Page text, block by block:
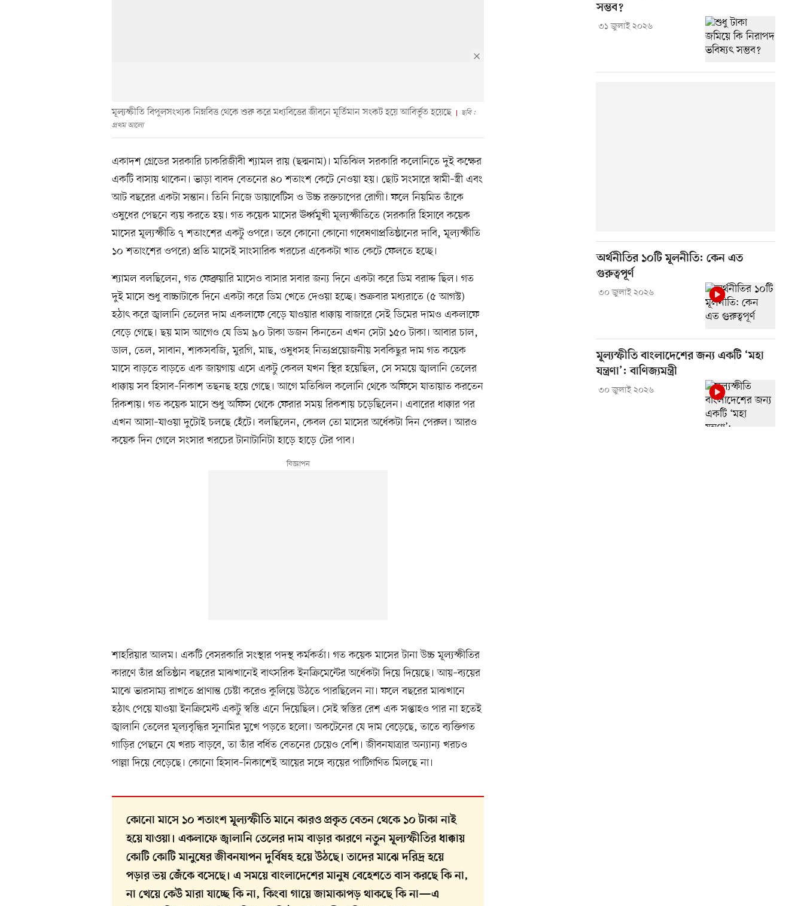
মূল্যস্ফীতি বিপুলসংখ্যক নিম্নবিত্ত থেকে শুরু করে মধ্যবিত্তের জীবনে মূর্তিমান সংকট হয়ে আবির্ভূত হয়েছে
ছবি :
প্রথম আলো
একাদশ গ্রেডের সরকারি চাকরিজীবী শ্যামল রায় (ছদ্মনাম)। মতিঝিল সরকারি কলোনিতে দুই কক্ষের
একটি বাসায় থাকেন। ভাড়া বাবদ বেতনের ৪০ শতাংশ কেটে নেওয়া হয়। ছোট সংসারে স্বামী–স্ত্রী এবং
আট বছরের একটা সন্তান। তিনি নিজে ডায়াবেটিস ও উচ্চ রক্তচাপের রোগী। ফলে নিয়মিত তাঁকে
ওষুধের পেছনে ব্যয় করতে হয়। গত কয়েক মাসের ঊর্ধ্বমুখী মূল্যস্ফীতিতে (সরকারি হিসাবে কয়েক
মাসের মূল্যস্ফীতি ৭ শতাংশের একটু ওপরে। তবে কোনো কোনো গবেষণাপ্রতিষ্ঠানের দাবি, মূল্যস্ফীতি
১০ শতাংশের ওপরে) প্রতি মাসেই সাংসারিক খরচের একেকটা খাত কেটে ফেলতে হচ্ছে।
শ্যামল বলছিলেন, গত ফেব্রুয়ারি মাসেও বাসার সবার জন্য দিনে একটা করে ডিম বরাদ্দ ছিল। গত
দুই মাসে শুধু বাচ্চাটাকে দিনে একটা করে ডিম খেতে দেওয়া হচ্ছে। শুক্রবার মধ্যরাতে (৫ আগস্ট)
হঠাৎ করে জ্বালানি তেলের দাম একলাফে বেড়ে যাওয়ার ধাক্কায় বাজারে সেই ডিমের দামও একলাফে
বেড়ে গেছে। ছয় মাস আগেও যে ডিম ৯০ টাকা ডজন কিনতেন এখন সেটা ১৫০ টাকা। আবার চাল,
ডাল, তেল, সাবান, শাকসবজি, মুরগি, মাছ, ওষুধসহ নিত্যপ্রয়োজনীয় সবকিছুর দাম গত কয়েক
মাসে বাড়তে বাড়তে এক জায়গায় এসে একটু কেবল যখন স্থির হয়েছিল, সে সময়ে জ্বালানি তেলের
ধাক্কায় সব হিসাব–নিকাশ তছনছ হয়ে গেছে। আগে মতিঝিল কলোনি থেকে অফিসে যাতায়াত করতেন
রিকশায়। গত কয়েক মাসে শুধু অফিস থেকে ফেরার সময় রিকশায় চড়েছিলেন। এবারের ধাক্কার পর
এখন আসা–যাওয়া দুটোই চলছে হেঁটে। বলছিলেন, কেবল তো মাসের অর্ধেকটা দিন পেরুল। আরও
কয়েক দিন গেলে সংসার খরচের টানাটানিটা হাড়ে হাড়ে টের পাব।
শাহরিয়ার আলম। একটি বেসরকারি সংস্থার পদস্থ কর্মকর্তা। গত কয়েক মাসের টানা উচ্চ মূল্যস্ফীতির
কারণে তাঁর প্রতিষ্ঠান বছরের মাঝখানেই বাৎসরিক ইনক্রিমেন্টের অর্ধেকটা দিয়ে দিয়েছে। আয়–ব্যয়ের
মাঝে ভারসাম্য রাখতে প্রাণান্ত চেষ্টা করেও কুলিয়ে উঠতে পারছিলেন না। ফলে বছরের মাঝখানে
হঠাৎ পেয়ে যাওয়া ইনক্রিমেন্ট একটু স্বস্তি এনে দিয়েছিল। সেই স্বস্তির রেশ এক সপ্তাহও পার না হতেই
জ্বালানি তেলের মূল্যবৃদ্ধির সুনামির মুখে পড়তে হলো। অকটেনের যে দাম বেড়েছে, তাতে ব্যক্তিগত
গাড়ির পেছনে যে খরচ বাড়বে, তা তাঁর বর্ধিত বেতনের চেয়েও বেশি। জীবনযাত্রার অন্যান্য খরচও
পাল্লা দিয়ে বেড়েছে। কোনো হিসাব–নিকাশেই আয়ের সঙ্গে ব্যয়ের পাটিগণিত মিলছে না।
কোনো মাসে ১০ শতাংশ মূল্যস্ফীতি মানে কারও প্রকৃত বেতন থেকে ১০ টাকা নাই
হয়ে যাওয়া। একলাফে জ্বালানি তেলের দাম বাড়ার কারণে নতুন মূল্যস্ফীতির ধাক্কায়
কোটি কোটি মানুষের জীবনযাপন দুর্বিষহ হয়ে উঠছে। তাদের মাঝে দরিদ্র হয়ে
পড়ার ভয় জেঁকে বসেছে। এ সময়ে বাংলাদেশের মানুষ বেহেশতে বাস করছে কি না,
না খেয়ে কেউ মারা যাচ্ছে কি না, কিংবা গায়ে জামাকাপড় থাকছে কি না—এ
সম্ভব?
৩১ জুলাই ২০২৬
অর্থনীতির ১০টি মূলনীতি: কেন এত
গুরুত্বপূর্ণ
৩০ জুলাই ২০২৬
মূল্যস্ফীতি বাংলাদেশের জন্য একটি ‘মহা
যন্ত্রণা’: বাণিজ্যমন্ত্রী
৩০ জুলাই ২০২৬